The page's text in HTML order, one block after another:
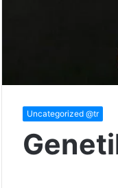
Uncategorized @tr